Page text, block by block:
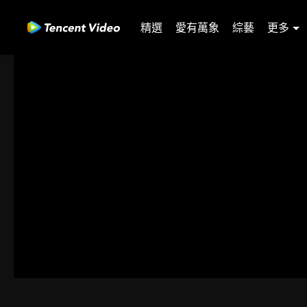
精選 愛有萬象 綜藝 更多